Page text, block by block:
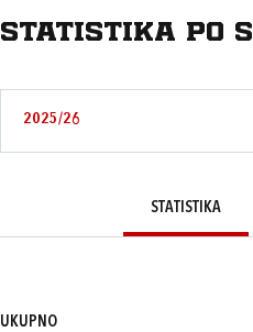
Statistika po
2025/26
STATISTIKA
UKUPNO